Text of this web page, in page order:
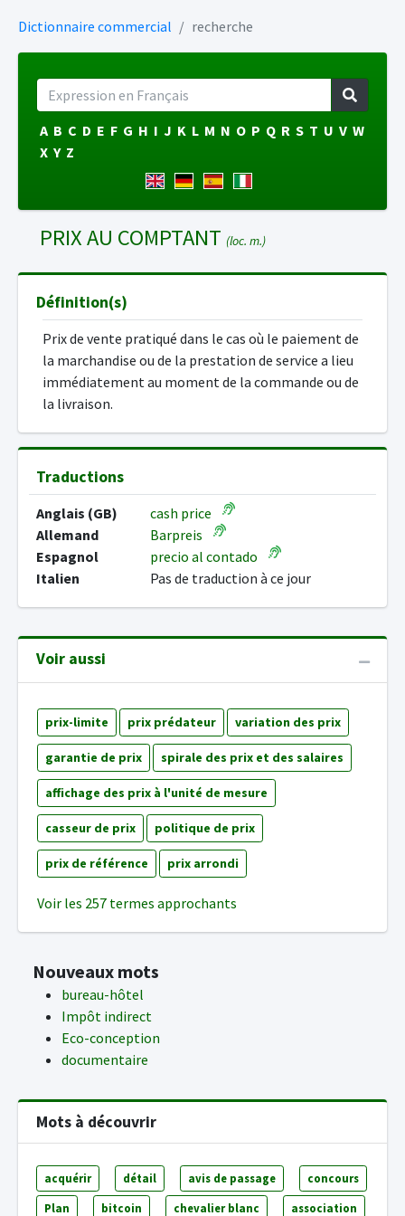
Dictionnaire commercial recherche
A B C D E F G H I J K L M N O P Q R S T U V W
X Y Z
PRIX AU COMPTANT (loc. m.)
Définition(s)
Prix de vente pratiqué dans le cas où le paiement de
la marchandise ou de la prestation de service a lieu
immédiatement au moment de la commande ou de
la livraison.
Traductions
Anglais (GB)
cash price
Allemand
Barpreis
Espagnol
precio al contado
Italien
Pas de traduction à ce jour
Voir aussi
prix-limite prix prédateur variation des prix
garantie de prix spirale des prix et des salaires
affichage des prix à l'unité de mesure
casseur de prix politique de prix
prix de référence prix arrondi
Voir les 257 termes approchants
Nouveaux mots
bureau-hôtel
Impôt indirect
Eco-conception
documentaire
Mots à découvrir
acquérir détail avis de passage concours
Plan bitcoin chevalier blanc association